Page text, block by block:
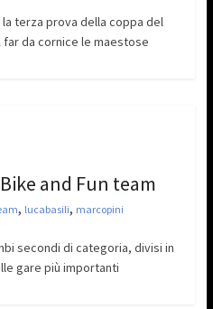
terza prova della coppa del
da cornice le maestose
and Fun team
, lucabasili, marcopini
secondi di categoria, divisi in
gare più importanti